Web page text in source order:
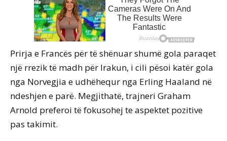
Prirja e Francës për të shënuar shumë gola paraqet
një rrezik të madh për Irakun, i cili pësoi katër gola
nga Norvegjia e udhëhequr nga Erling Haaland në
ndeshjen e parë. Megjithatë, trajneri Graham
Arnold preferoi të fokusohej te aspektet pozitive
pas takimit.